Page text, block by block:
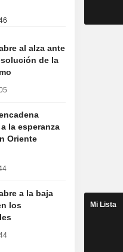
al alza ante
de la
la esperanza
Oriente
a la baja
los
Mi Lista